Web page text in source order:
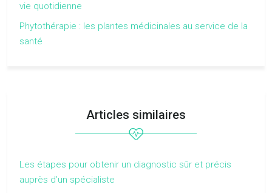
vie quotidienne
Phytothérapie : les plantes médicinales au service de la
santé
Articles similaires
Les étapes pour obtenir un diagnostic sûr et précis
auprès d’un spécialiste